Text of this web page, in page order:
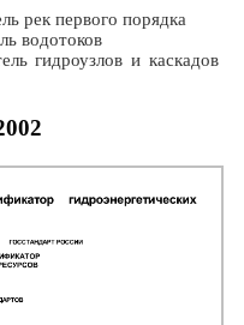
рек первого порядка
водотоков
гидроузлов и каскадов